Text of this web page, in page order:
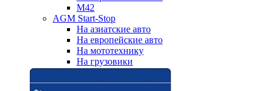
M42
AGM Start-Stop
На азиатские авто
На европейские авто
На мототехнику
На грузовики